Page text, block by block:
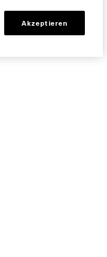
Akzeptieren